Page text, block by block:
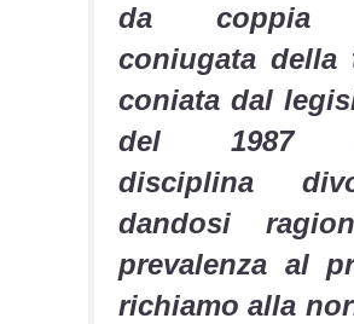
da coppia
coniugata della
coniata dal
del 1987
disciplina
dandosi
prevalenza al
richiamo alla